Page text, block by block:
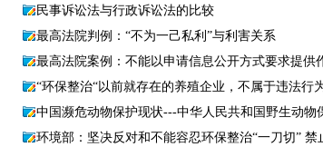
民事诉讼法与行政诉讼法的比较
最高法院判例：“不为一己私利”与利害关系
最高法院案例：不能以申请信息公开方式要求提供
“环保整治“以前就存在的养殖企业，不属于违法行
中国濒危动物保护现状---中华人民共和国野生动物
环境部：坚决反对和不能容忍环保整治“一刀切” 禁